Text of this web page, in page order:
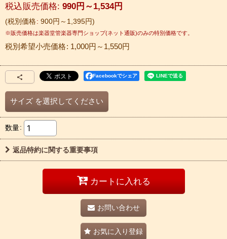
税別価格: 900円 ～1,395円
税込 : 990円 ～1,534円
税別希望小売価格: 1,000円 ～1,550円
Facebookでシェア
サイズ を選択してください
数量:
返品特約に関する重要事項
カートに入れる
お問い合わせ
お気に入り登録